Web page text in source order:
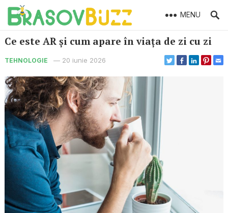
MENU
Ce este AR și cum apare în viața de zi cu zi
TEHNOLOGIE — 20 iunie 2026